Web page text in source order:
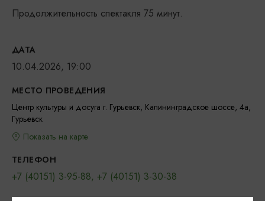
Продолжительность спектакля 75 минут.
ДАТА
10.04.2026, 19:00
МЕСТО ПРОВЕДЕНИЯ
Центр культуры и досуга г. Гурьевск, Калининградское шоссе, 4а,
Гурьевск
Показать на карте
ТЕЛЕФОН
+7 (40151) 3-95-88, +7 (40151) 3-30-38